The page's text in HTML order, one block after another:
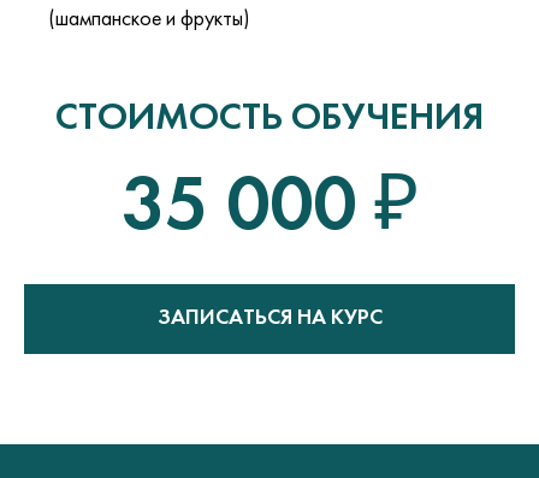
(шампанское и фрукты)
СТОИМОСТЬ ОБУЧЕНИЯ
35 000 ₽
ЗАПИСАТЬСЯ НА КУРС